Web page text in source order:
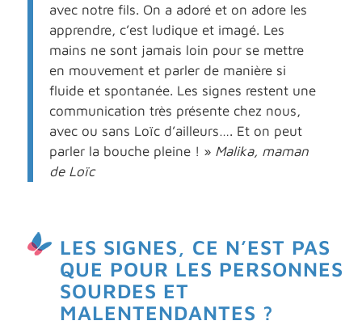
avec notre fils. On a adoré et on adore les
apprendre, c’est ludique et imagé. Les
mains ne sont jamais loin pour se mettre
en mouvement et parler de manière si
fluide et spontanée. Les signes restent une
communication très présente chez nous,
avec ou sans Loïc d’ailleurs…. Et on peut
parler la bouche pleine ! » Malika, maman
de Loïc
LES SIGNES, CE N’EST PAS
QUE POUR LES PERSONNES
SOURDES ET
MALENTENDANTES ?